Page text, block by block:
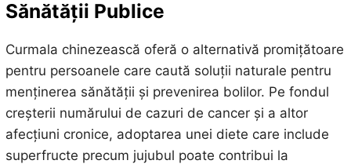
Sănătății Publice
Curmala chinezească oferă o alternativă promițătoare
pentru persoanele care caută soluții naturale pentru
menținerea sănătății și prevenirea bolilor. Pe fondul
creșterii numărului de cazuri de cancer și a altor
afecțiuni cronice, adoptarea unei diete care include
superfructe precum jujubul poate contribui la